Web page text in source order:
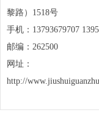
黎路）1518号
手机：13793679707
邮编：262500
网址：
http://